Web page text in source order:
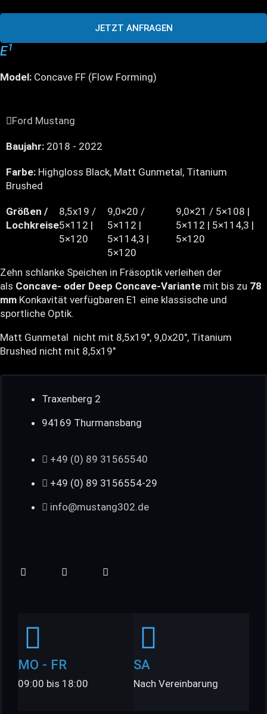
JETZT ANFRAGEN
E1
Model: Concave FF (Flow Forming)
Ford Mustang
Baujahr: 2018 - 2022
Farbe: Highgloss Black, Matt Gunmetal, Titanium
Brushed
Größen /
Lochkreise
8,5x19 /
5×112 |
5×120
9,0×20 /
5×112 |
5×114,3 |
5×120
9,0×21 / 5×108 |
5×112 | 5×114,3 |
5×120
Zehn schlanke Speichen in Fräsoptik verleihen der
als Concave- oder Deep Concave-Variante mit bis zu 78
mm Konkavität verfügbaren E1 eine klassische und
sportliche Optik.
Matt Gunmetal nicht mit 8,5x19", 9,0x20", Titanium
Brushed nicht mit 8,5x19"
Traxenberg 2
94169 Thurmansbang
+49 (0) 89 31565540
+49 (0) 89 3156554-29
info@mustang302.de
MO - FR
09:00 bis 18:00
SA
Nach Vereinbarung